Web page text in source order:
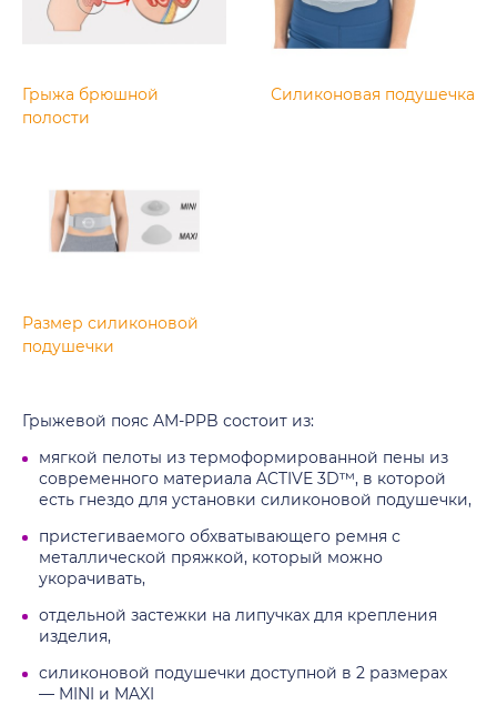
Грыжа брюшной
полости
Силиконовая подушечка
Размер силиконовой
подушечки
Грыжевой пояс AM-PPB состоит из:
мягкой пелоты из термоформированной пены из
современного материала ACTIVE 3D™, в которой
есть гнездо для установки силиконовой подушечки,
пристегиваемого обхватывающего ремня с
металлической пряжкой, который можно
укорачивать,
отдельной застежки на липучках для крепления
изделия,
силиконовой подушечки доступной в 2 размерах
— MINI и MAXI